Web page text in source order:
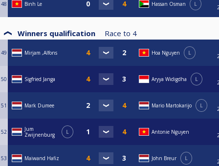
48 Binh Le Hassan Osman L
Winners qualification Race to 4
49 Mirjam ,Alfons Hoa Nguyen L
50 Sigfried Janga Aryya Widigdha L
51 Mark Dumee Mario Martokarijo L
52
Jum
Zwijnenburg
L Antonie Nguyen
53 Maiwand Hafiz John Breur L